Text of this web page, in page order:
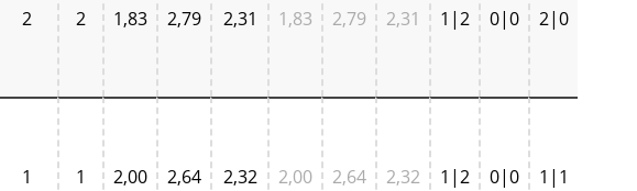
2 2 1,83 2,79 2,31 1,83 2,79 2,31 1|2 0|0 2|0
1 1 2,00 2,64 2,32 2,00 2,64 2,32 1|2 0|0 1|1